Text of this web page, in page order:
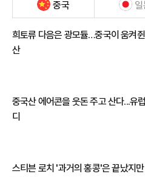
중국
희토류 다음은 광모듈…중국이 움켜
산
중국산 에어콘을 웃돈 주고 산다...유
디
스티븐 로치 '과거의 홍콩'은 끝났지